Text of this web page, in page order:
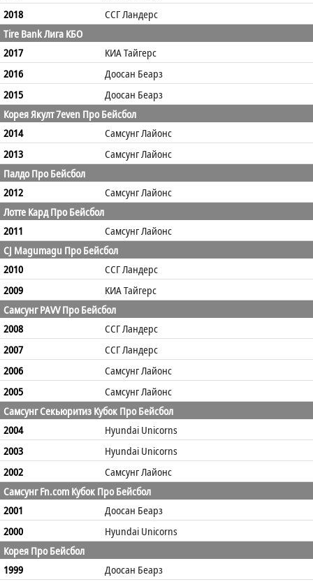
2018
ССГ Ландерс
Tire Bank Лига КБО
2017
КИА Тайгерс
2016
Доосан Беарз
2015
Доосан Беарз
Корея Якулт 7even Про Бейсбол
2014
Самсунг Лайонс
2013
Самсунг Лайонс
Палдо Про Бейсбол
2012
Самсунг Лайонс
Лотте Кард Про Бейсбол
2011
Самсунг Лайонс
CJ Magumagu Про Бейсбол
2010
ССГ Ландерс
2009
КИА Тайгерс
Самсунг PAVV Про Бейсбол
2008
ССГ Ландерс
2007
ССГ Ландерс
2006
Самсунг Лайонс
2005
Самсунг Лайонс
Самсунг Секьюритиз Кубок Про Бейсбол
2004
Hyundai Unicorns
2003
Hyundai Unicorns
2002
Самсунг Лайонс
Самсунг Fn.com Кубок Про Бейсбол
2001
Доосан Беарз
2000
Hyundai Unicorns
Корея Про Бейсбол
1999
Доосан Беарз